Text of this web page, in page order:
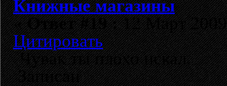
Книжные магазины
«Ответ #19 :12 Март
Цитировать
Чувак ты плохо искал.
Записан